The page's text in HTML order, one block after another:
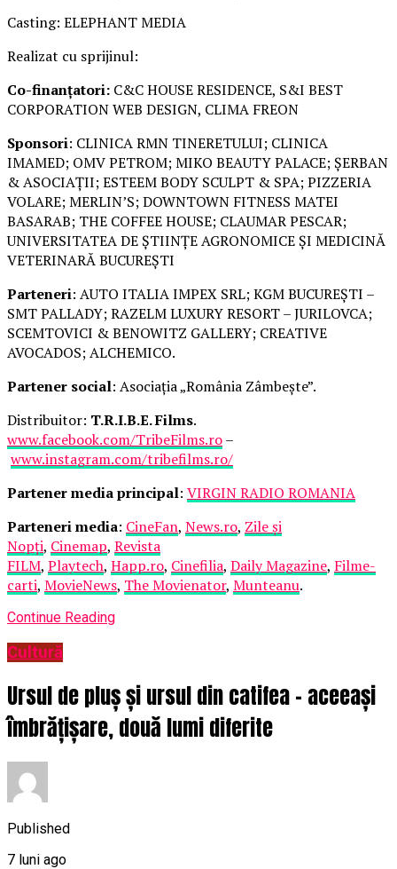
Casting: ELEPHANT MEDIA
Realizat cu sprijinul:
Co-finanțatori: C&C HOUSE RESIDENCE, S&I BEST
CORPORATION WEB DESIGN, CLIMA FREON
Sponsori: CLINICA RMN TINERETULUI; CLINICA
IMAMED; OMV PETROM; MIKO BEAUTY PALACE; ȘERBAN
& ASOCIAȚII; ESTEEM BODY SCULPT & SPA; PIZZERIA
VOLARE; MERLIN’S; DOWNTOWN FITNESS MATEI
BASARAB; THE COFFEE HOUSE; CLAUMAR PESCAR;
UNIVERSITATEA DE ȘTIINȚE AGRONOMICE ȘI MEDICINĂ
VETERINARĂ BUCUREȘTI
Parteneri: AUTO ITALIA IMPEX SRL; KGM BUCUREȘTI –
SMT PALLADY; RAZELM LUXURY RESORT – JURILOVCA;
SCEMTOVICI & BENOWITZ GALLERY; CREATIVE
AVOCADOS; ALCHEMICO.
Partener social: Asociația „România Zâmbește”.
Distribuitor: T.R.I.B.E. Films.
www.facebook.com/TribeFilms.ro–
www.instagram.com/tribefilms.ro/
Partener media principal: VIRGIN RADIO ROMANIA
Parteneri media: CineFan, News.ro, Zile și
Nopți, Cinemap, Revista
FILM, Playtech, Happ.ro, Cinefilia, Daily Magazine, Filme-
carti, MovieNews, The Movienator, Munteanu.
Continue Reading
Cultură
Ursul de pluș și ursul din catifea – aceeași
îmbrățișare, două lumi diferite
Published
7 luni ago